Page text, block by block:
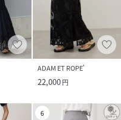
ADAM ET ROPE'
22,000円
6